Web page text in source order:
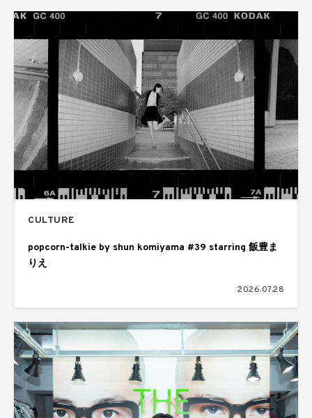
CULTURE
popcorn-talkie by shun komiyama #39 starring 飯豊ま
りえ
2026.07.28